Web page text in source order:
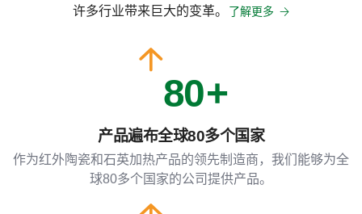
许多行业带来巨大的变革。
了解更多
8
9
0
1
产品遍布全球80多个国家
作为红外陶瓷和石英加热产品的领先制造商，我们能够为全
球80多个国家的公司提供产品。
0
1
2